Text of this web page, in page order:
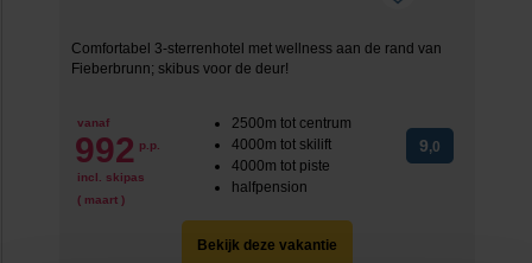
Comfortabel 3-sterrenhotel met wellness aan de rand van
Fieberbrunn; skibus voor de deur!
vanaf
992 p.p.
incl. skipas
( maart )
2500m tot centrum
4000m tot skilift
4000m tot piste
halfpension
9,0
Bekijk deze vakantie